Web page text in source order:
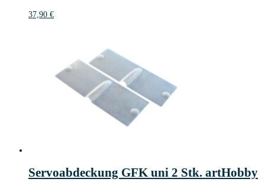
37,90 €
Servoabdeckung GFK uni 2 Stk. artHobby